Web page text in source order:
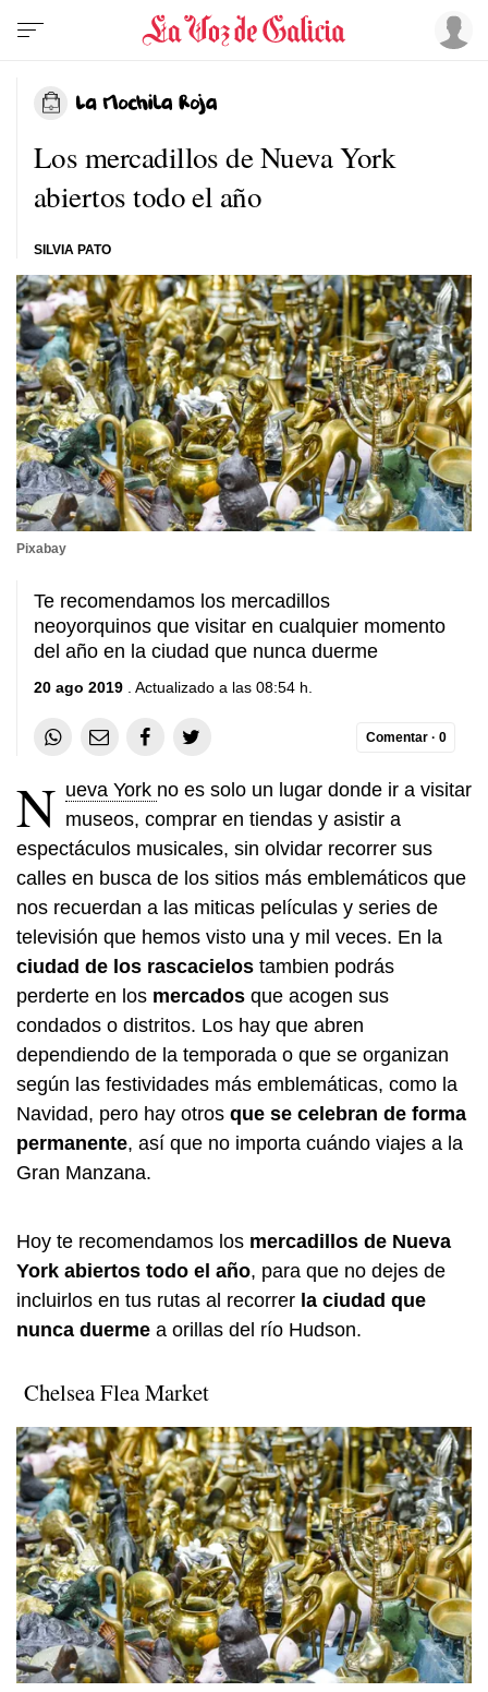
Los mercadillos de Nueva York
abiertos todo el año
SILVIA PATO
Pixabay
Te recomendamos los mercadillos
neoyorquinos que visitar en cualquier momento
del año en la ciudad que nunca duerme
20 ago 2019 . Actualizado a las 08:54 h.
Comentar · 0
N ueva York no es solo un lugar donde ir a visitar
museos, comprar en tiendas y asistir a
espectáculos musicales, sin olvidar recorrer sus
calles en busca de los sitios más emblemáticos que
nos recuerdan a las miticas películas y series de
televisión que hemos visto una y mil veces. En la
ciudad de los rascacielos tambien podrás
perderte en los mercados que acogen sus
condados o distritos. Los hay que abren
dependiendo de la temporada o que se organizan
según las festividades más emblemáticas, como la
Navidad, pero hay otros que se celebran de forma
permanente, así que no importa cuándo viajes a la
Gran Manzana.
Hoy te recomendamos los mercadillos de Nueva
York abiertos todo el año, para que no dejes de
incluirlos en tus rutas al recorrer la ciudad que
nunca duerme a orillas del río Hudson.
Chelsea Flea Market